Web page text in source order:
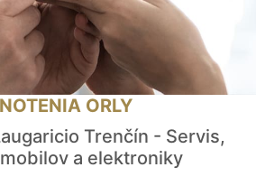
ORLY
Trenčín - Servis,
a elektroniky